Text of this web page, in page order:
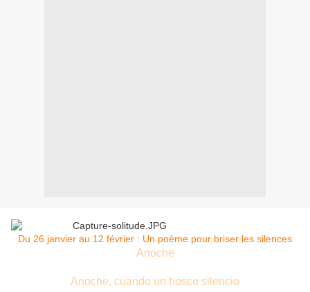
Du 26 janvier au 12 février : Un poème pour briser les silences
Anoche
Anoche, cuando un hosco silencio